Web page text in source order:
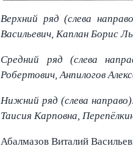
Верхний ряд (слева
Васильевич, Каплан Борис
Средний ряд (слева
Робертович, Анпилогов
Нижний ряд (слева
Таисия Карповна,
Абалмазов Виталий